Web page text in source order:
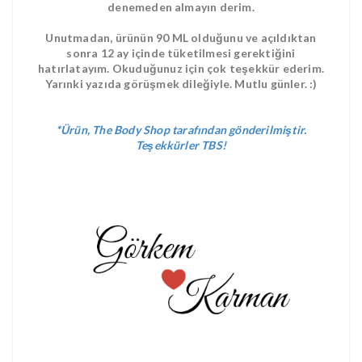
denemeden almayın derim.
Unutmadan, ürünün 90 ML olduğunu ve açıldıktan
sonra 12 ay içinde tüketilmesi gerektiğini
hatırlatayım. Okuduğunuz için çok teşekkür ederim.
Yarınki yazıda görüşmek dileğiyle. Mutlu günler. :)
*Ürün, The Body Shop tarafından gönderilmiştir.
Teşekkürler TBS!